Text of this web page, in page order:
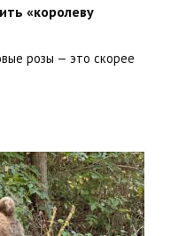
«королеву
розы — это скорее